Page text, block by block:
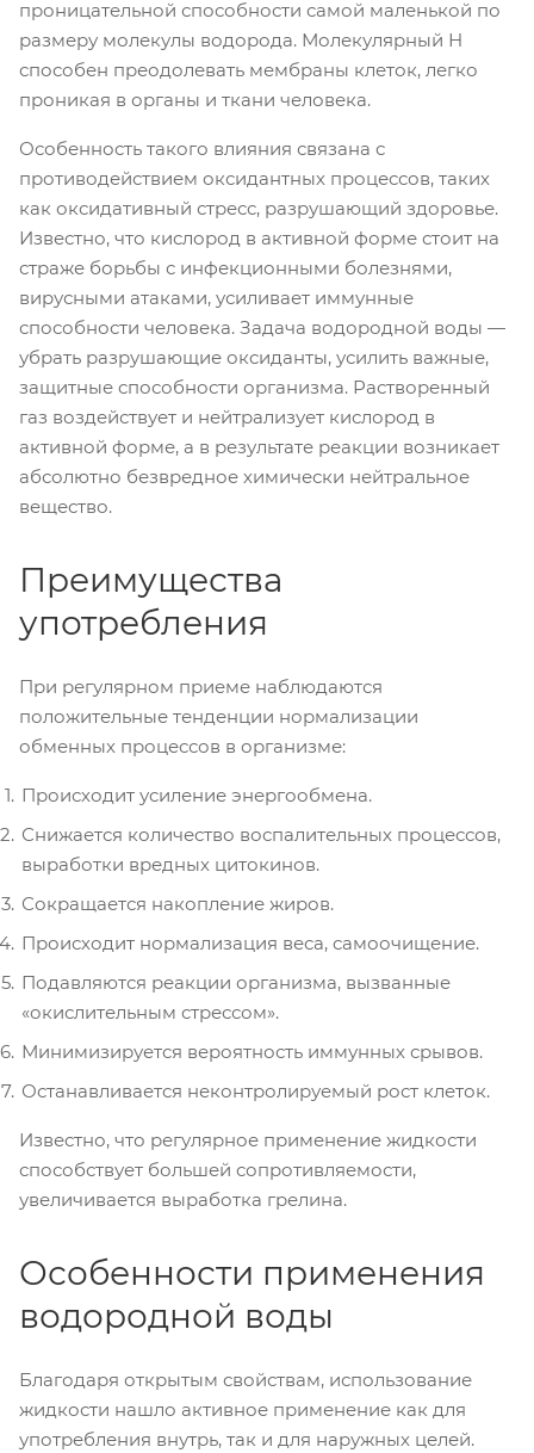
проницательной способности самой маленькой по
размеру молекулы водорода. Молекулярный Н
способен преодолевать мембраны клеток, легко
проникая в органы и ткани человека.
Особенность такого влияния связана с
противодействием оксидантных процессов, таких
как оксидативный стресс, разрушающий здоровье.
Известно, что кислород в активной форме стоит на
страже борьбы с инфекционными болезнями,
вирусными атаками, усиливает иммунные
способности человека. Задача водородной воды —
убрать разрушающие оксиданты, усилить важные,
защитные способности организма. Растворенный
газ воздействует и нейтрализует кислород в
активной форме, а в результате реакции возникает
абсолютно безвредное химически нейтральное
вещество.
Преимущества
употребления
При регулярном приеме наблюдаются
положительные тенденции нормализации
обменных процессов в организме:
Происходит усиление энергообмена.
Снижается количество воспалительных процессов,
выработки вредных цитокинов.
Сокращается накопление жиров.
Происходит нормализация веса, самоочищение.
Подавляются реакции организма, вызванные
«окислительным стрессом».
Минимизируется вероятность иммунных срывов.
Останавливается неконтролируемый рост клеток.
Известно, что регулярное применение жидкости
способствует большей сопротивляемости,
увеличивается выработка грелина.
Особенности применения
водородной воды
Благодаря открытым свойствам, использование
жидкости нашло активное применение как для
употребления внутрь, так и для наружных целей.